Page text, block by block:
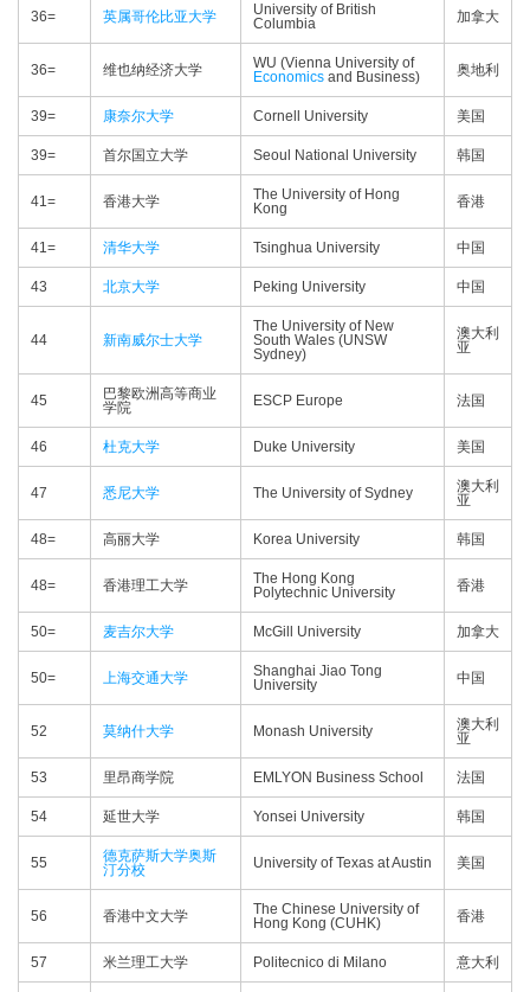
36= 英属哥伦比亚大学
University of British
Columbia
加拿大
36= 维也纳经济大学
WU (Vienna University of
Economics and Business) 奥地利
39= 康奈尔大学 Cornell University 美国
39= 首尔国立大学 Seoul National University 韩国
41= 香港大学
The University of Hong
Kong
香港
41= 清华大学 Tsinghua University 中国
43 北京大学 Peking University 中国
44 新南威尔士大学
The University of New
South Wales (UNSW
Sydney)
澳大利
亚
45
巴黎欧洲高等商业
学院
ESCP Europe 法国
46 杜克大学 Duke University 美国
47 悉尼大学 The University of Sydney
澳大利
亚
48= 高丽大学 Korea University 韩国
48= 香港理工大学
The Hong Kong
Polytechnic University
香港
50= 麦吉尔大学 McGill University 加拿大
50= 上海交通大学
Shanghai Jiao Tong
University
中国
52 莫纳什大学 Monash University
澳大利
亚
53 里昂商学院 EMLYON Business School 法国
54 延世大学 Yonsei University 韩国
55
德克萨斯大学奥斯
汀分校
University of Texas at Austin 美国
56 香港中文大学
The Chinese University of
Hong Kong (CUHK)
香港
57 米兰理工大学 Politecnico di Milano 意大利